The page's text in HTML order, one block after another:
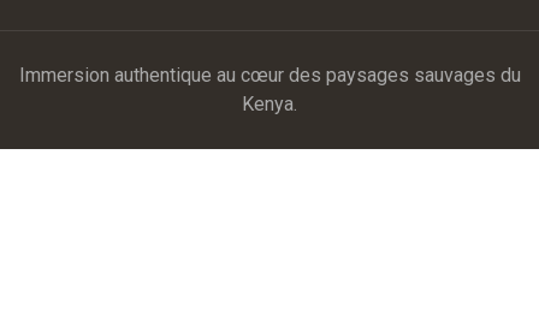
Immersion authentique au cœur des paysages sauvages du
Kenya.